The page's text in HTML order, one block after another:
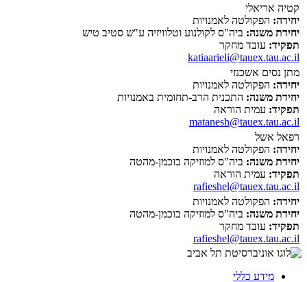
קטיה אריאלי
יחידה: הפקולטה לאמנויות
יחידת משנה: ביה"ס לקולנוע וטלוויזיה ע"ש סטיב טיש
תפקיד: עובד מחקר
katiaarieli@tauex.tau.ac.il
מתן נסים אשכנזי
יחידה: הפקולטה לאמנויות
יחידת משנה: התכנית הרב-תחומית באמנויות
תפקיד: עמית הוראה
matanesh@tauex.tau.ac.il
רפאל אשל
יחידה: הפקולטה לאמנויות
יחידת משנה: ביה"ס למוזיקה בוכמן-מהטה
תפקיד: עמית הוראה
rafieshel@tauex.tau.ac.il
יחידה: הפקולטה לאמנויות
יחידת משנה: ביה"ס למוזיקה בוכמן-מהטה
תפקיד: עובד מחקר
rafieshel@tauex.tau.ac.il
מידע כללי